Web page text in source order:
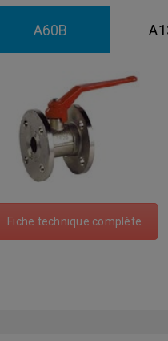
A60B
Fiche technique complète